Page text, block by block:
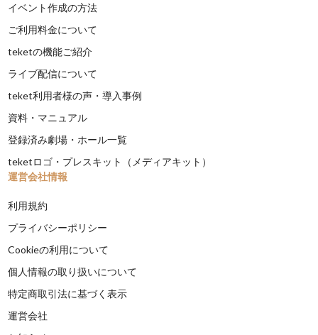
イベント作成の方法
ご利用料金について
teketの機能ご紹介
ライブ配信について
teket利用者様の声・導入事例
資料・マニュアル
登録済み劇場・ホール一覧
teketロゴ・プレスキット（メディアキット）
運営会社情報
利用規約
プライバシーポリシー
Cookieの利用について
個人情報の取り扱いについて
特定商取引法に基づく表示
運営会社